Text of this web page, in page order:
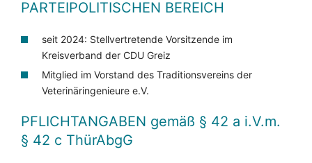
PARTEIPOLITISCHEN BEREICH
seit 2024: Stellvertretende Vorsitzende im
Kreisverband der CDU Greiz
Mitglied im Vorstand des Traditionsvereins der
Veterinäringenieure e.V.
PFLICHTANGABEN gemäß § 42 a i.V.m.
§ 42 c ThürAbgG